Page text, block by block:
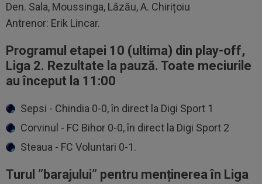
Den. Sala, Moussinga, Lăzău, A. Chirițoiu
Antrenor: Erik Lincar.
Programul etapei 10 (ultima) din play-off,
Liga 2. Rezultate la pauză. Toate meciurile
au început la 11:00
Sepsi - Chindia 0-0, în direct la Digi Sport 1
Corvinul - FC Bihor 0-0, în direct la Digi Sport 2
Steaua - FC Voluntari 0-1.
Turul ”barajului” pentru menținerea în Liga